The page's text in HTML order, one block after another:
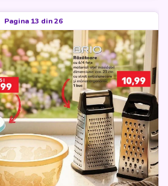
Pagina 13 din 26